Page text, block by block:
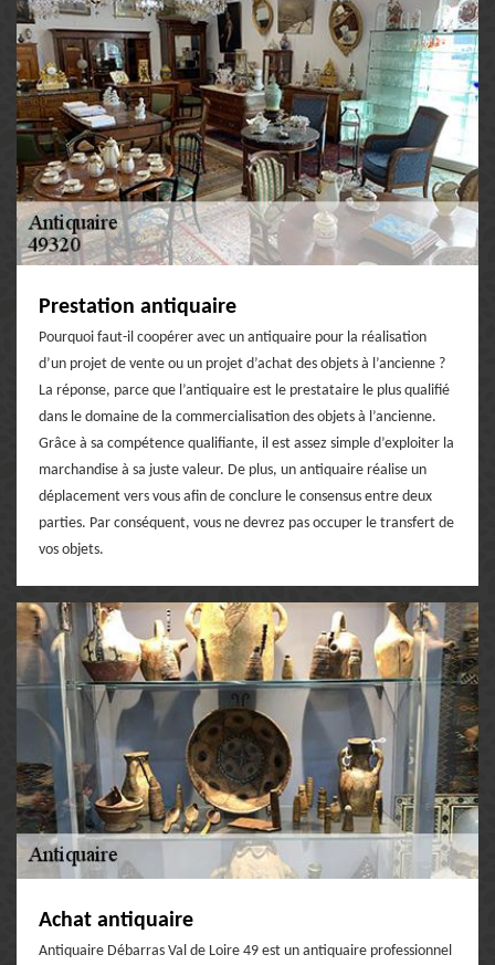
Prestation antiquaire
Pourquoi faut-il coopérer avec un antiquaire pour la réalisation
d’un projet de vente ou un projet d’achat des objets à l’ancienne ?
La réponse, parce que l’antiquaire est le prestataire le plus qualifié
dans le domaine de la commercialisation des objets à l’ancienne.
Grâce à sa compétence qualifiante, il est assez simple d’exploiter la
marchandise à sa juste valeur. De plus, un antiquaire réalise un
déplacement vers vous afin de conclure le consensus entre deux
parties. Par conséquent, vous ne devrez pas occuper le transfert de
vos objets.
Achat antiquaire
Antiquaire Débarras Val de Loire 49 est un antiquaire professionnel